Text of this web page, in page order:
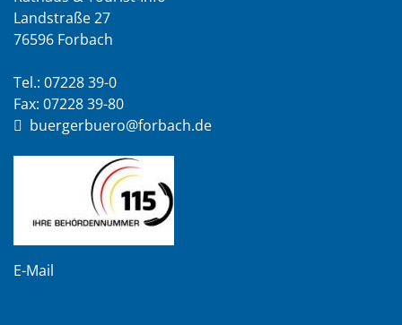
Landstraße 27
76596 Forbach
Tel.: 07228 39-0
Fax: 07228 39-80
buergerbuero@forbach.de
E-Mail